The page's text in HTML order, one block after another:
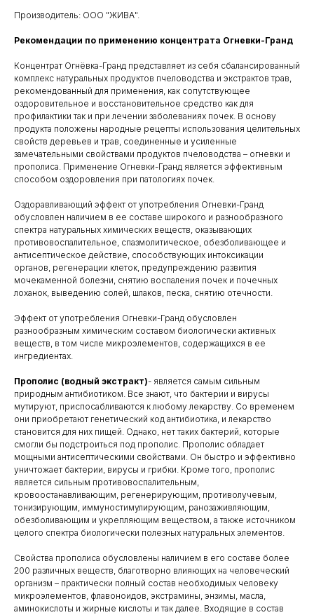
Производитель: ООО "ЖИВА".
Рекомендации по применению концентрата Огневки-Гранд
Концентрат Огнёвка-Гранд представляет из себя сбалансированный
комплекс натуральных продуктов пчеловодства и экстрактов трав,
рекомендованный для применения, как сопутствующее
оздоровительное и восстановительное средство как для
профилактики так и при лечении заболеваниях почек. В основу
продукта положены народные рецепты использования целительных
свойств деревьев и трав, соединенные и усиленные
замечательными свойствами продуктов пчеловодства – огневки и
прополиса. Применение Огневки-Гранд является эффективным
способом оздоровления при патологиях почек.
Оздоравливающий эффект от употребления Огневки-Гранд
обусловлен наличием в ее составе широкого и разнообразного
спектра натуральных химических веществ, оказывающих
противовоспалительное, спазмолитическое, обезболивающее и
антисептическое действие, способствующих интоксикации
органов, регенерации клеток, предупреждению развития
мочекаменной болезни, снятию воспаления почек и почечных
лоханок, выведению солей, шлаков, песка, снятию отечности.
Эффект от употребления Огневки-Гранд обусловлен
разнообразным химическим составом биологически активных
веществ, в том числе микроэлементов, содержащихся в ее
ингредиентах.
Прополис (водный экстракт)- является самым сильным
природным антибиотиком. Все знают, что бактерии и вирусы
мутируют, приспосабливаются к любому лекарству. Со временем
они приобретают генетический код антибиотика, и лекарство
становится для них пищей. Однако, нет таких бактерий, которые
смогли бы подстроиться под прополис. Прополис обладает
мощными антисептическими свойствами. Он быстро и эффективно
уничтожает бактерии, вирусы и грибки. Кроме того, прополис
является сильным противовоспалительным,
кровоостанавливающим, регенерирующим, противолучевым,
тонизирующим, иммуностимулирующим, ранозаживляющим,
обезболивающим и укрепляющим веществом, а также источником
целого спектра биологически полезных натуральных элементов.
Свойства прополиса обусловлены наличием в его составе более
200 различных веществ, благотворно влияющих на человеческий
организм – практически полный состав необходимых человеку
микроэлементов, флавоноидов, экстрамины, энзимы, масла,
аминокислоты и жирные кислоты и так далее. Входящие в состав